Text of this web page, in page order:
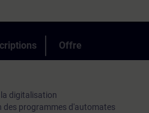
logiciels standardisés.
de nouvelles tendances, telles
d'automatisation, qui nécessitent
Offre
digitalisation
programmes d'automates